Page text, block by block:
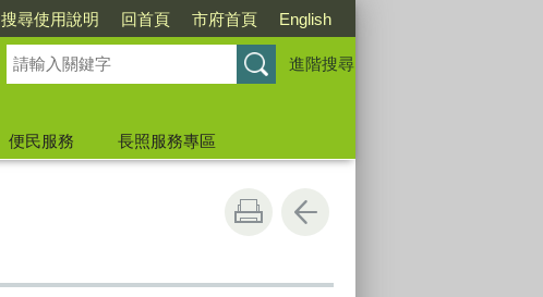
搜尋使用說明 回首頁 市府首頁 English
進階搜尋
便民服務
長照服務專區